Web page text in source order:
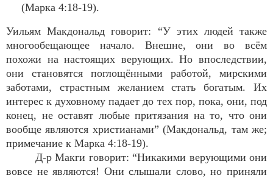
(Марка 4:18-19).
Уильям Макдональд говорит: “У этих людей также
многообещающее начало. Внешне, они во всём
похожи на настоящих верующих. Но впоследствии,
они становятся поглощёнными работой, мирскими
заботами, страстным желанием стать богатым. Их
интерес к духовному падает до тех пор, пока, они, под
конец, не оставят любые притязания на то, что они
вообще являются христианами” (Макдональд, там же;
примечание к Марка 4:18-19).
Д-р Макги говорит: “Никакими верующими они
вовсе не являются! Они слышали слово, но приняли